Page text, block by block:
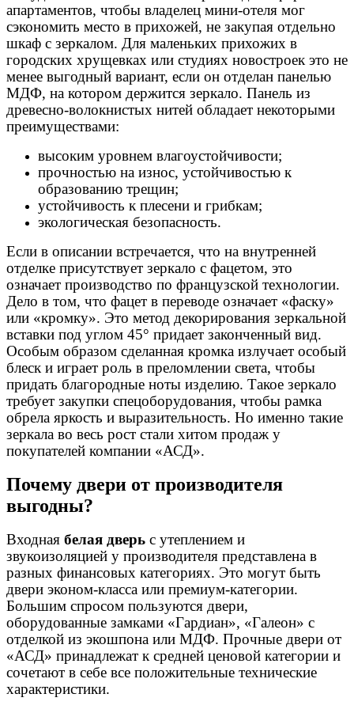
апартаментов, чтобы владелец мини-отеля мог
сэкономить место в прихожей, не закупая отдельно
шкаф с зеркалом. Для маленьких прихожих в
городских хрущевках или студиях новостроек это не
менее выгодный вариант, если он отделан панелью
МДФ, на котором держится зеркало. Панель из
древесно-волокнистых нитей обладает некоторыми
преимуществами:
высоким уровнем влагоустойчивости;
прочностью на износ, устойчивостью к
образованию трещин;
устойчивость к плесени и грибкам;
экологическая безопасность.
Если в описании встречается, что на внутренней
отделке присутствует зеркало с фацетом, это
означает производство по французской технологии.
Дело в том, что фацет в переводе означает «фаску»
или «кромку». Это метод декорирования зеркальной
вставки под углом 45° придает законченный вид.
Особым образом сделанная кромка излучает особый
блеск и играет роль в преломлении света, чтобы
придать благородные ноты изделию. Такое зеркало
требует закупки спецоборудования, чтобы рамка
обрела яркость и выразительность. Но именно такие
зеркала во весь рост стали хитом продаж у
покупателей компании «АСД».
Почему двери от производителя
выгодны?
Входная белая дверь с утеплением и
звукоизоляцией у производителя представлена в
разных финансовых категориях. Это могут быть
двери эконом-класса или премиум-категории.
Большим спросом пользуются двери,
оборудованные замками «Гардиан», «Галеон» с
отделкой из экошпона или МДФ. Прочные двери от
«АСД» принадлежат к средней ценовой категории и
сочетают в себе все положительные технические
характеристики.